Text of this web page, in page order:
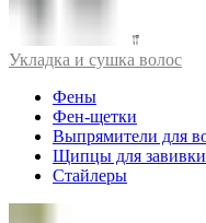
Укладка и сушка волос
Фены
Фен-щетки
Выпрямители для
Щипцы для завивки
Стайлеры